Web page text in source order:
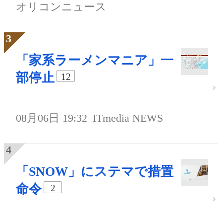
オリコンニュース
「家系ラーメンマニア」一
部停止
12
08月06日 19:32 ITmedia NEWS
「SNOW」にステマで措置
命令
2